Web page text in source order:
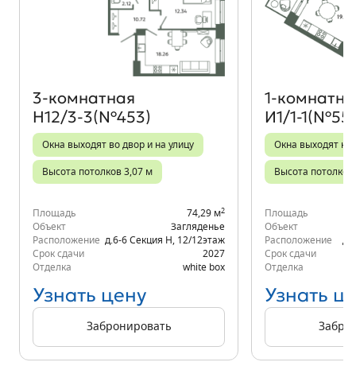
Объект месяца
3‑комнатная
Н12/3-3(№453)
Окна выходят во двор и на улицу
Высота потолков 3,07 м
Площадь 74,29 м2
Объект
Загляденье
Расположение
д.6-6 Секция Н 12/12этаж
Срок сдачи
2027
Отделка
white box
Узнать цену
Забронировать
И1/1-1(№55)
Окна выходят на
Высота
Площадь
Объект
Расположение
Срок сдачи
Отделка
Узнать